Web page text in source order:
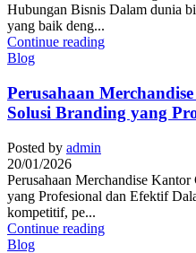
Hubungan Bisnis Dalam dunia
yang baik deng...
Continue reading
Blog
Perusahaan
Solusi Branding yang
Posted by admin
20/01/2026
Perusahaan Merchandise
yang Profesional dan Efektif
kompetitif, pe...
Continue reading
Blog